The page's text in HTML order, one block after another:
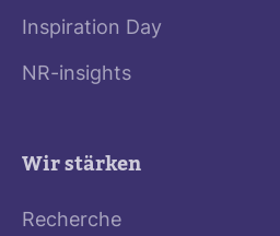
Inspiration Day
NR-insights
Wir stärken
Recherche